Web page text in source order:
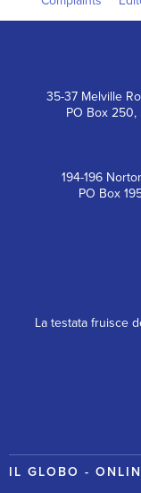
35-37 Melville
PO Box 250,
194-196
PO Box
La testata fruisce
IL GLOBO -